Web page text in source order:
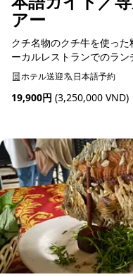
アー
クチ名物のクチ牛を使っ
ーカルレストランでのラ
しかない！ベトナム戦争に
暮らしについて学ぶことが
ホテル送迎 日本語予約
19,900円 (3,250,000 VND)